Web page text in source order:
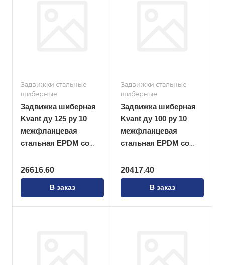
Задвижки стальные
шиберные
Задвижка шиберная
Kvant ду 125 ру 10
межфланцевая
стальная EPDM со
26616.60
В заказ
Задвижки стальные
шиберные
Задвижка шиберная
Kvant ду 100 ру 10
межфланцевая
стальная EPDM со
20417.40
В заказ